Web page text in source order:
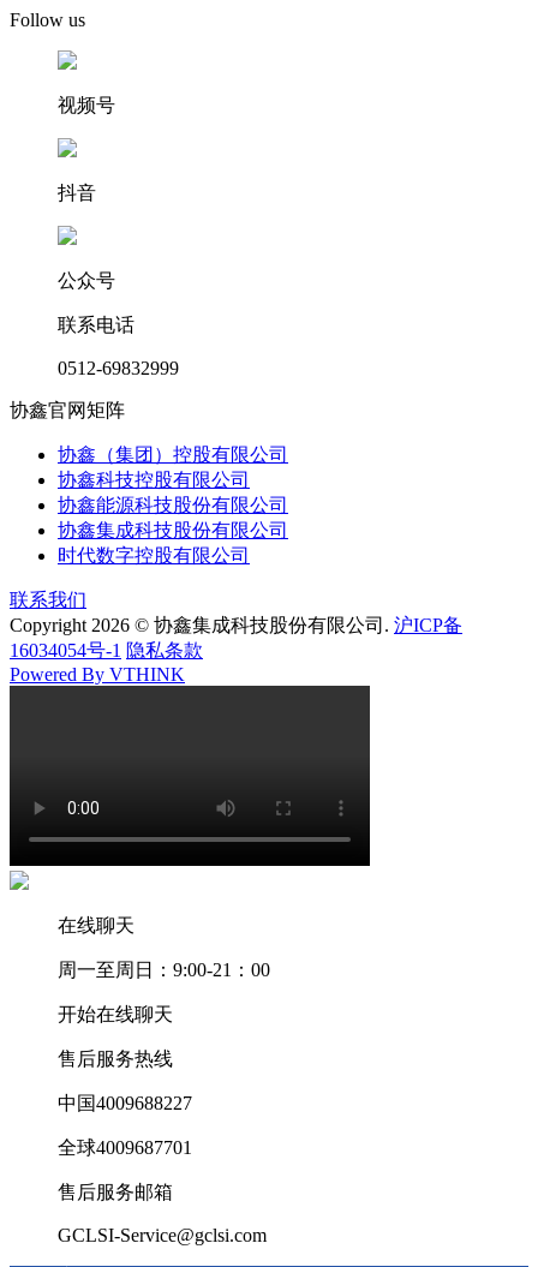
Follow us
视频号
抖音
公众号
联系电话
0512-69832999
协鑫官网矩阵
协鑫（集团）控股有限公司
协鑫科技控股有限公司
协鑫能源科技股份有限公司
协鑫集成科技股份有限公司
时代数字控股有限公司
联系我们
Copyright 2026 © 协鑫集成科技股份有限公司. 沪ICP备
16034054号-1 隐私条款
Powered By VTHINK
在线聊天
周一至周日：9:00-21：00
开始在线聊天
售后服务热线
中国4009688227
全球4009687701
售后服务邮箱
GCLSI-Service@gclsi.com